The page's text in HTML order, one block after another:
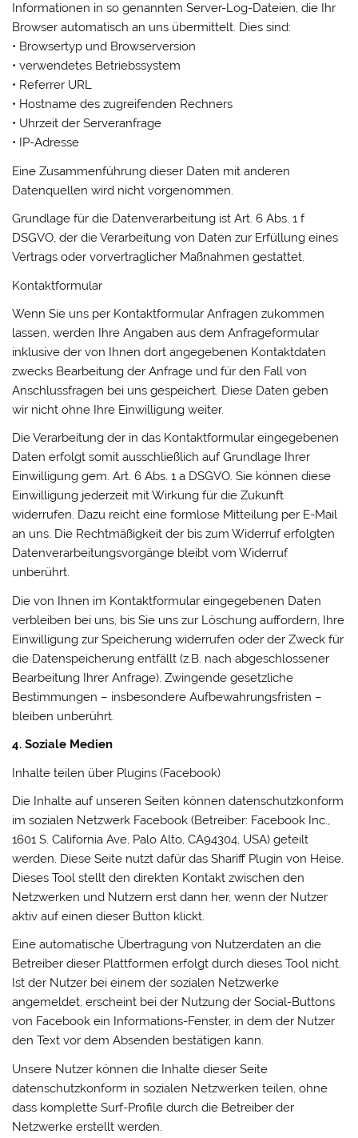
Informationen in so genannten Server-Log-Dateien, die Ihr
Browser automatisch an uns übermittelt. Dies sind:
• Browsertyp und Browserversion
• verwendetes Betriebssystem
• Referrer URL
• Hostname des zugreifenden Rechners
• Uhrzeit der Serveranfrage
• IP-Adresse
Eine Zusammenführung dieser Daten mit anderen
Datenquellen wird nicht vorgenommen.
Grundlage für die Datenverarbeitung ist Art. 6 Abs. 1 f
DSGVO, der die Verarbeitung von Daten zur Erfüllung eines
Vertrags oder vorvertraglicher Maßnahmen gestattet.
Kontaktformular
Wenn Sie uns per Kontaktformular Anfragen zukommen
lassen, werden Ihre Angaben aus dem Anfrageformular
inklusive der von Ihnen dort angegebenen Kontaktdaten
zwecks Bearbeitung der Anfrage und für den Fall von
Anschlussfragen bei uns gespeichert. Diese Daten geben
wir nicht ohne Ihre Einwilligung weiter.
Die Verarbeitung der in das Kontaktformular eingegebenen
Daten erfolgt somit ausschließlich auf Grundlage Ihrer
Einwilligung gem. Art. 6 Abs. 1 a DSGVO. Sie können diese
Einwilligung jederzeit mit Wirkung für die Zukunft
widerrufen. Dazu reicht eine formlose Mitteilung per E-Mail
an uns. Die Rechtmäßigkeit der bis zum Widerruf erfolgten
Datenverarbeitungsvorgänge bleibt vom Widerruf
unberührt.
Die von Ihnen im Kontaktformular eingegebenen Daten
verbleiben bei uns, bis Sie uns zur Löschung auffordern, Ihre
Einwilligung zur Speicherung widerrufen oder der Zweck für
die Datenspeicherung entfällt (z.B. nach abgeschlossener
Bearbeitung Ihrer Anfrage). Zwingende gesetzliche
Bestimmungen – insbesondere Aufbewahrungsfristen –
bleiben unberührt.
4. Soziale Medien
Inhalte teilen über Plugins (Facebook)
Die Inhalte auf unseren Seiten können datenschutzkonform
im sozialen Netzwerk Facebook (Betreiber: Facebook Inc.,
1601 S. California Ave, Palo Alto, CA94304, USA) geteilt
werden. Diese Seite nutzt dafür das Shariff Plugin von Heise.
Dieses Tool stellt den direkten Kontakt zwischen den
Netzwerken und Nutzern erst dann her, wenn der Nutzer
aktiv auf einen dieser Button klickt.
Eine automatische Übertragung von Nutzerdaten an die
Betreiber dieser Plattformen erfolgt durch dieses Tool nicht.
Ist der Nutzer bei einem der sozialen Netzwerke
angemeldet, erscheint bei der Nutzung der Social-Buttons
von Facebook ein Informations-Fenster, in dem der Nutzer
den Text vor dem Absenden bestätigen kann.
Unsere Nutzer können die Inhalte dieser Seite
datenschutzkonform in sozialen Netzwerken teilen, ohne
dass komplette Surf-Profile durch die Betreiber der
Netzwerke erstellt werden.